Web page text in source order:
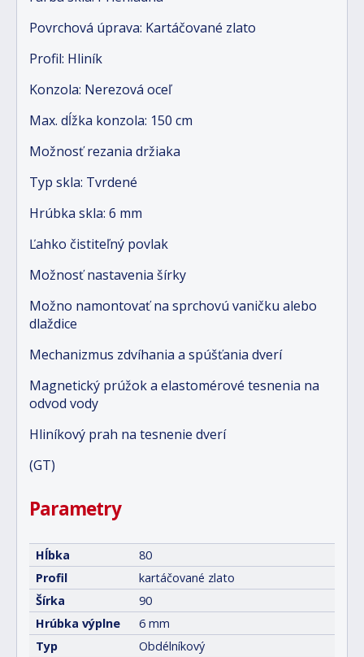
Povrchová úprava: Kartáčované zlato
Profil: Hliník
Konzola: Nerezová oceľ
Max. dĺžka konzola: 150 cm
Možnosť rezania držiaka
Typ skla: Tvrdené
Hrúbka skla: 6 mm
Ľahko čistiteľný povlak
Možnosť nastavenia šírky
Možno namontovať na sprchovú vaničku alebo
dlaždice
Mechanizmus zdvíhania a spúšťania dverí
Magnetický prúžok a elastomérové tesnenia na
odvod vody
Hliníkový prah na tesnenie dverí
(GT)
Parametry
Hĺbka
80
Profil
kartáčované zlato
Šírka
90
Hrúbka výplne
6 mm
Typ
Obdélníkový